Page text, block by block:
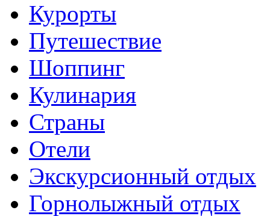
Курорты
Путешествие
Шоппинг
Кулинария
Страны
Отели
Экскурсионный отдых
Горнолыжный отдых